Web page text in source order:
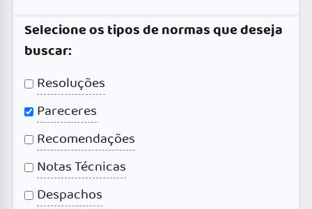
Selecione os tipos de normas que deseja
buscar:
Resoluções
Pareceres
Recomendações
Notas Técnicas
Despachos